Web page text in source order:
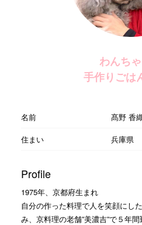
わんち
手作りごは
名前
髙野 香
住まい
兵庫県
Profile
1975年、京都府生まれ
自分の作った料理で人を笑顔にし
み、京料理の老舗”美濃吉”で５年